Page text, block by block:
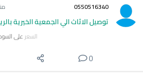
0550516340 منذ
توصيل الاثاث الي الجمعية الخيرية بالرياض
السعر على
0